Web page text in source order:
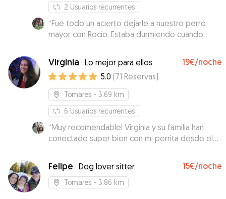
2 Usuarios recurrentes
“Fue todo un acierto dejarle a nuestro perro
mayor con Rocío. Estaba durmiendo cuando
fuimos a recogerlo y se notaba súper tranquilo.
Gracias a Rocío por su trato tan amable.”
Virginia · Lo mejor para ellos 19€/noche
5.0 (71 Reservas)
Tomares - 3.69 km
6 Usuarios recurrentes
“Muy recomendable! Virginia y su familia han
conectado super bien con mi perrita desde el
primer día, se nota que tienen mucha
sensibilidad con los perros, mi perra es bastante
asustadiza y timida y eso me ha dejado bastante
tranquila. Nos mandaba fotos y vídeos varias
Felipe · Dog lover sitter 15€/noche
Tomares - 3.86 km